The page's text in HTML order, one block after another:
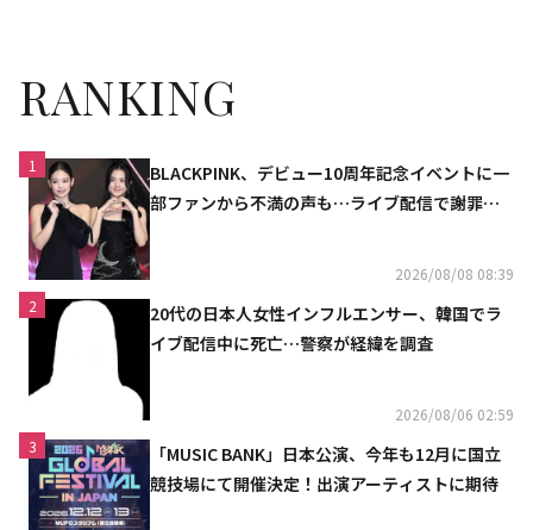
RANKING
1
BLACKPINK、デビュー10周年記念イベントに一
部ファンから不満の声も…ライブ配信で謝罪
2026/08/08 08:39
2
20代の日本人女性インフルエンサー、韓国でラ
イブ配信中に死亡…警察が経緯を調査
2026/08/06 02:59
3
「MUSIC BANK」日本公演、今年も12月に国立
競技場にて開催決定！出演アーティストに期待